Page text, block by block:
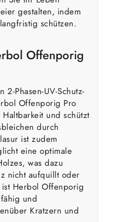
gestalten, indem
schützen.
Offenporig
Phasen-UV-Schutz-
Offenporig Pro
und schützt
durch
ist zudem
eine optimale
was dazu
nicht aufquillt oder
Herbol Offenporig
und
Kratzern und